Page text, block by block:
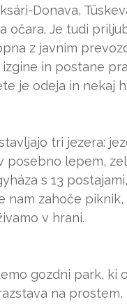
Donava,
očara. Je tudi
z javnim
in postane
je odeja in nekaj
tri jezera:
posebno lepem,
s 13
nam zahoče
v hrani.
gozdni park,
na